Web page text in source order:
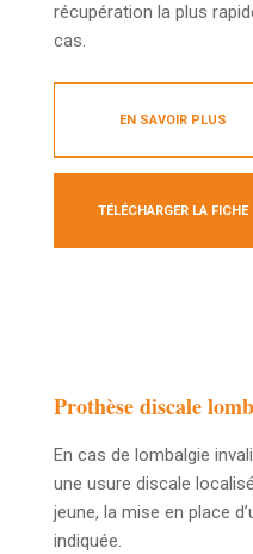
récupération la plus
cas.
EN SAVOIR PLUS
TÉLÉCHARGER LA FICHE
Prothèse discale
En cas de lombalgie
une usure discale
jeune, la mise en place
indiquée.